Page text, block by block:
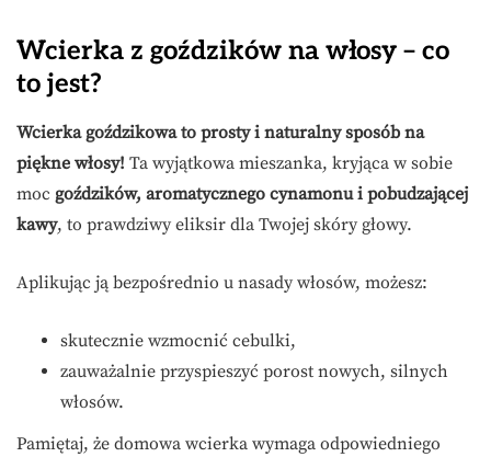
Wcierka z goździków na włosy – co
to jest?
Wcierka goździkowa to prosty i naturalny sposób na
piękne włosy! Ta wyjątkowa mieszanka, kryjąca w sobie
moc goździków, aromatycznego cynamonu i pobudzającej
kawy, to prawdziwy eliksir dla Twojej skóry głowy.
Aplikując ją bezpośrednio u nasady włosów, możesz:
skutecznie wzmocnić cebulki,
zauważalnie przyspieszyć porost nowych, silnych
włosów.
Pamiętaj, że domowa wcierka wymaga odpowiedniego